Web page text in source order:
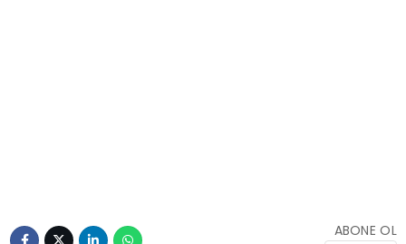
ABONE OL